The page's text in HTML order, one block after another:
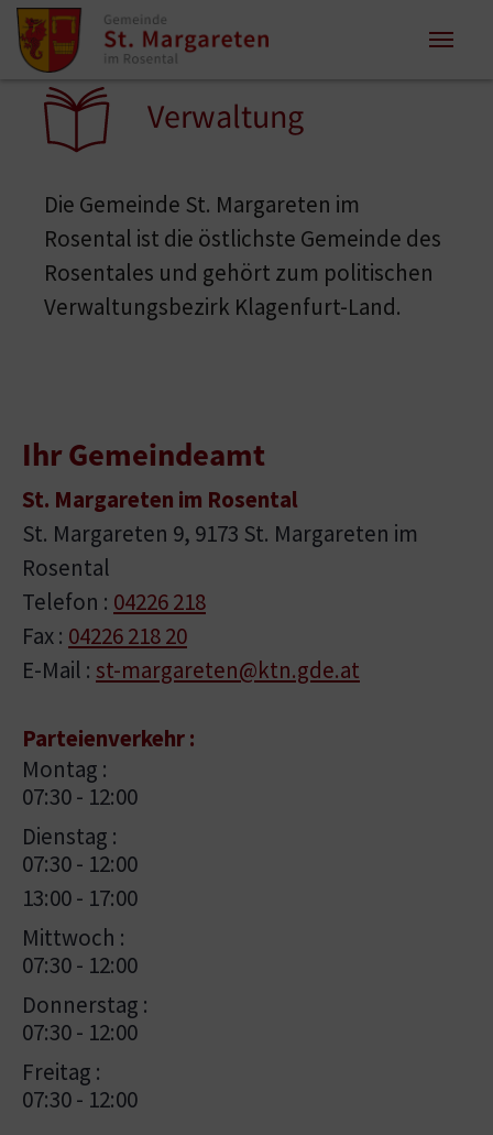
Zum Inhalt springen
Zum Seitenende springen
Sie sind hier: Verwaltung
Die Gemeinde St. Margareten im
Rosental ist die östlichste Gemeinde des
Rosentales und gehört zum politischen
Verwaltungsbezirk Klagenfurt-Land.
Ihr Gemeindeamt
St. Margareten im Rosental
St. Margareten 9, 9173 St. Margareten im
Rosental
Telefon : 04226 218
Fax : 04226 218 20
E-Mail : st-margareten@ktn.gde.at
Parteienverkehr :
Montag :
07:30 - 12:00
Dienstag :
07:30 - 12:00
13:00 - 17:00
Mittwoch :
07:30 - 12:00
Donnerstag :
07:30 - 12:00
Freitag :
07:30 - 12:00